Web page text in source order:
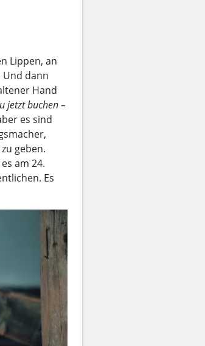
Lippen, an
Und dann
Hand
jetzt buchen –
es sind
geben.
am 24.
Es